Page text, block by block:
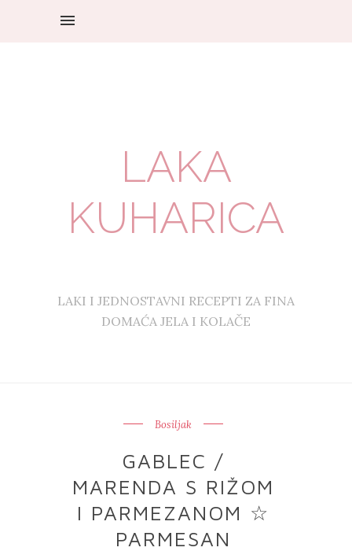
LAKA
KUHARICA
LAKI I JEDNOSTAVNI RECEPTI ZA FINA
DOMAĆA JELA I KOLAČE
Bosiljak
GABLEC /
MARENDA S RIŽOM
I PARMEZANOM ☆
PARMESAN